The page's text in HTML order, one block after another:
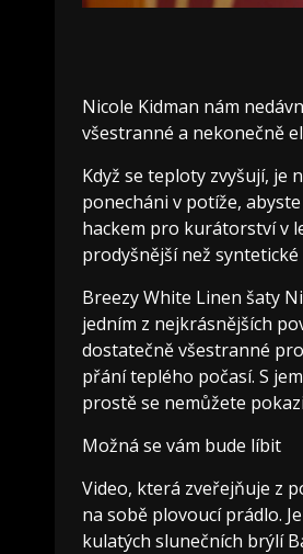
Nicole Kidman nám
všestranné a nekonečně
Když se teploty zvyšují, je
ponecháni v potíže,
hackem pro kurátorství v
prodyšnější než
Breezy White Linen šaty
jedním z nejkrásnějších
dostatečně všestranné
přání teplého počasí. S
prostě se nemůžete
Možná se vám bude líbit
Video, která zveřejňuje z
na sobě plovoucí prádlo.
kulatých slunečních brýlí